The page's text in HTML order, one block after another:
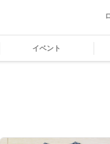
イベント